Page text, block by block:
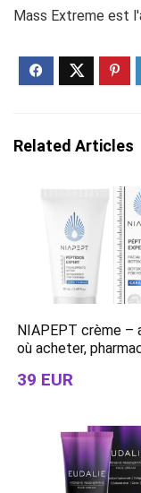
Mass Extreme est
Related Articles
NIAPEPT crème –
où acheter,
39 EUR